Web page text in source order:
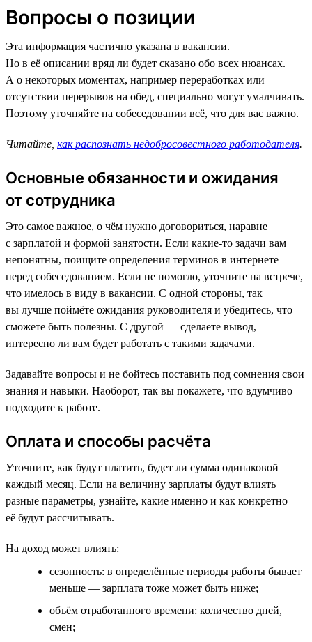
Вопросы о позиции
Эта информация частично указана в вакансии.
Но в её описании вряд ли будет сказано обо всех нюансах.
А о некоторых моментах, например переработках или
отсутствии перерывов на обед, специально могут умалчивать.
Поэтому уточняйте на собеседовании всё, что для вас важно.
Читайте, как распознать недобросовестного работодателя.
Основные обязанности и ожидания
от сотрудника
Это самое важное, о чём нужно договориться, наравне
с зарплатой и формой занятости. Если какие-то задачи вам
непонятны, поищите определения терминов в интернете
перед собеседованием. Если не помогло, уточните на встрече,
что имелось в виду в вакансии. С одной стороны, так
вы лучше поймёте ожидания руководителя и убедитесь, что
сможете быть полезны. С другой — сделаете вывод,
интересно ли вам будет работать с такими задачами.
Задавайте вопросы и не бойтесь поставить под сомнения свои
знания и навыки. Наоборот, так вы покажете, что вдумчиво
подходите к работе.
Оплата и способы расчёта
Уточните, как будут платить, будет ли сумма одинаковой
каждый месяц. Если на величину зарплаты будут влиять
разные параметры, узнайте, какие именно и как конкретно
её будут рассчитывать.
На доход может влиять:
сезонность: в определённые периоды работы бывает
меньше — зарплата тоже может быть ниже;
объём отработанного времени: количество дней,
смен;